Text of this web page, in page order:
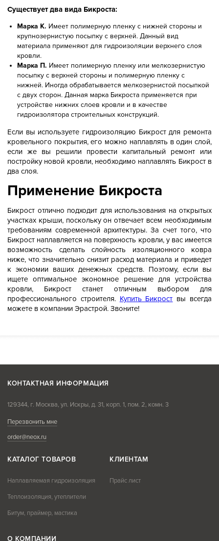
Существует два вида Бикроста:
Марка К. Имеет полимерную пленку с нижней стороны и
крупнозернистую посыпку с верхней. Данный вид
материала применяют для гидроизоляции верхнего слоя
кровли.
Марка П. Имеет полимерную пленку или мелкозернистую
посыпку с верхней стороны и полимерную пленку с
нижней. Иногда обрабатывается мелкозернистой посыпкой
с двух сторон. Данная марка Бикроста применяется при
устройстве нижних слоев кровли и в качестве
гидроизолятора строительных конструкций.
Если вы используете гидроизоляцию Бикрост для ремонта
кровельного покрытия, его можно наплавлять в один слой,
если же вы решили провести капитальный ремонт или
постройку новой кровли, необходимо наплавлять Бикрост в
два слоя.
Применение Бикроста
Бикрост отлично подходит для использования на открытых
участках крыши, поскольку он отвечает всем необходимым
требованиям современной архитектуры. За счет того, что
Бикрост наплавляется на поверхность кровли, у вас имеется
возможность сделать слойность изоляционного ковра
ниже, что значительно снизит расход материала и приведет
к экономии ваших денежных средств. Поэтому, если вы
ищете оптимальное экономное решение для устройства
кровли, Бикрост станет отличным выбором для
профессионального строителя. Купить Бикрост вы всегда
можете в компании Эрастрой. Звоните!
КОНТАКТНАЯ ИНФОРМАЦИЯ
129344, г. Москва, ул. Искры, д. 31, корп. 1, пом. 2, комн. 3
Перезвонить мне
order@neox.ru
КАТАЛОГ ТОВАРОВ
Наплавляемая гидроизоляция
Теплоизоляция, утеплители
Битум, праймер, мастика
КЛИЕНТАМ
Прайс лист
О КОМПАНИИ